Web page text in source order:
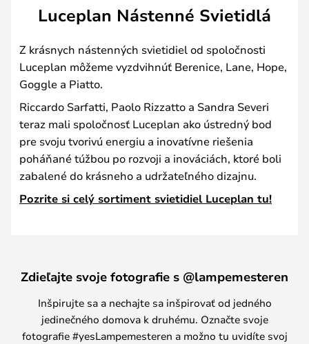
Luceplan Nástenné Svietidlá
Z krásnych nástenných svietidiel od spoločnosti
Luceplan môžeme vyzdvihnúť Berenice, Lane, Hope,
Goggle a Piatto.
Riccardo Sarfatti, Paolo Rizzatto a Sandra Severi
teraz mali spoločnosť Luceplan ako ústredný bod
pre svoju tvorivú energiu a inovatívne riešenia
poháňané túžbou po rozvoji a inováciách, ktoré boli
zabalené do krásneho a udržateľného dizajnu.
Pozrite si celý sortiment svietidiel Luceplan tu!
Zdieľajte svoje fotografie s @lampemesteren
Inšpirujte sa a nechajte sa inšpirovať od jedného
jedinečného domova k druhému. Označte svoje
fotografie #yesLampemesteren a možno tu uvidíte svoj